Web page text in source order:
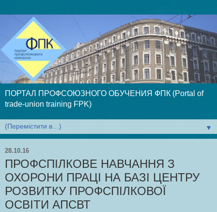
ПОРТАЛ ПРОФСОЮЗНОГО ОБУЧЕНИЯ ФПК (Portal of
trade-union training FPK)
▼
28.10.16
ПРОФСПІЛКОВЕ НАВЧАННЯ З
ОХОРОНИ ПРАЦІ НА БАЗІ ЦЕНТРУ
РОЗВИТКУ ПРОФСПІЛКОВОЇ
ОСВІТИ АПСВТ